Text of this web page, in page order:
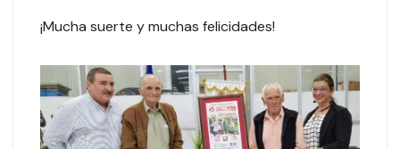
¡Mucha suerte y muchas felicidades!